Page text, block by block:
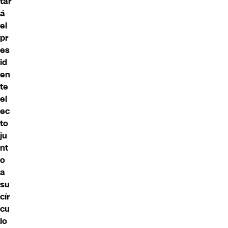
á
el
pr
es
id
en
te
el
ec
to
ju
nt
o
a
su
cír
cu
lo